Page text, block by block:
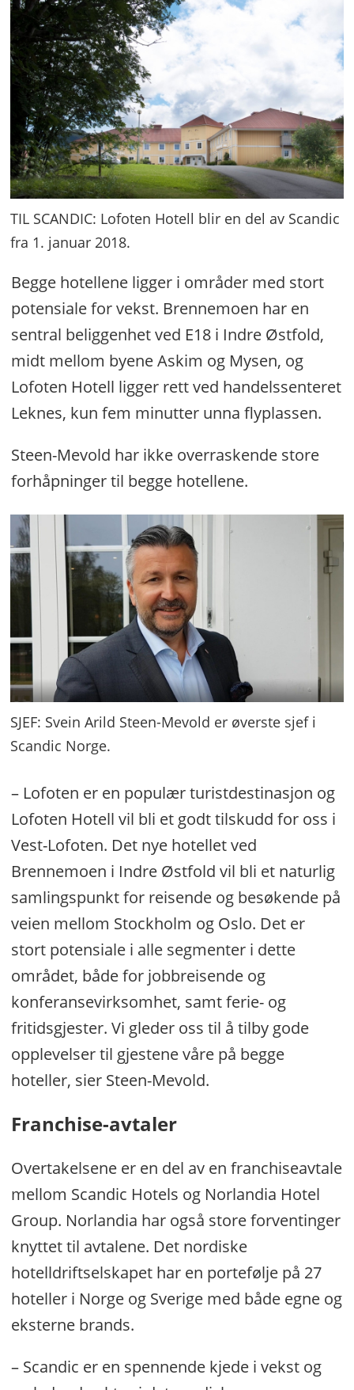
TIL SCANDIC: Lofoten Hotell blir en del av Scandic
fra 1. januar 2018.
Begge hotellene ligger i områder med stort
potensiale for vekst. Brennemoen har en
sentral beliggenhet ved E18 i Indre Østfold,
midt mellom byene Askim og Mysen, og
Lofoten Hotell ligger rett ved handelssenteret
Leknes, kun fem minutter unna flyplassen.
Steen-Mevold har ikke overraskende store
forhåpninger til begge hotellene.
SJEF: Svein Arild Steen-Mevold er øverste sjef i
Scandic Norge.
– Lofoten er en populær turistdestinasjon og
Lofoten Hotell vil bli et godt tilskudd for oss i
Vest-Lofoten. Det nye hotellet ved
Brennemoen i Indre Østfold vil bli et naturlig
samlingspunkt for reisende og besøkende på
veien mellom Stockholm og Oslo. Det er
stort potensiale i alle segmenter i dette
området, både for jobbreisende og
konferansevirksomhet, samt ferie- og
fritidsgjester. Vi gleder oss til å tilby gode
opplevelser til gjestene våre på begge
hoteller, sier Steen-Mevold.
Franchise-avtaler
Overtakelsene er en del av en franchiseavtale
mellom Scandic Hotels og Norlandia Hotel
Group. Norlandia har også store forventinger
knyttet til avtalene. Det nordiske
hotelldriftselskapet har en portefølje på 27
hoteller i Norge og Sverige med både egne og
eksterne brands.
– Scandic er en spennende kjede i vekst og